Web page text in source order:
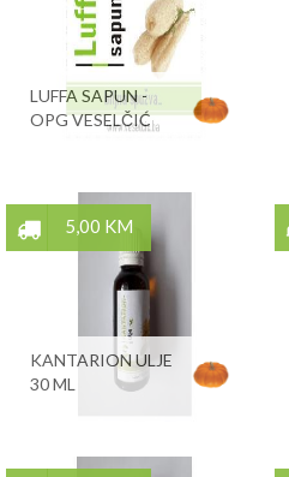
LUFFA SAPUN -
OPG VESELČIĆ
5,00 KM
KANTARION ULJE
30 ML